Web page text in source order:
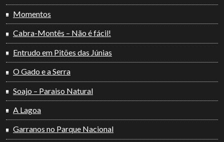
Momentos
Cabra-Montês – Não é fácil!
Entrudo em Pitões das Júnias
O Gado e a Serra
Soajo – Paraiso Natural
A Lagoa
Garranos no Parque Nacional